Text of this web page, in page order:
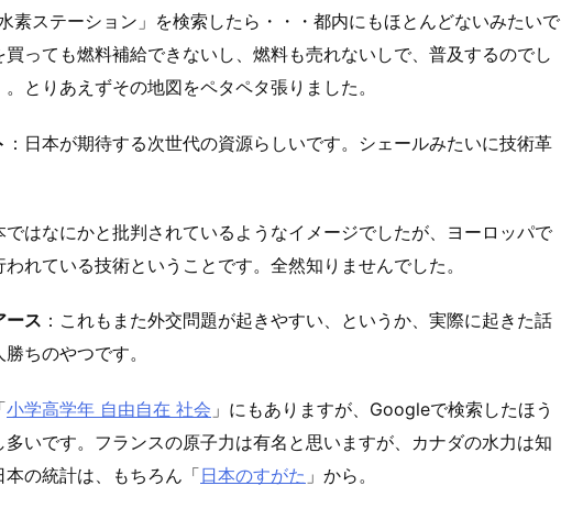
素ステーション」を検索したら・・・都内にもほとんどないみたいで
買っても燃料補給できないし、燃料も売れないしで、普及するのでし
とりあえずその地図をペタペタ張りました。
：日本が期待する次世代の資源らしいです。シェールみたいに技術革
ではなにかと批判されているようなイメージでしたが、ヨーロッパで
れている技術ということです。全然知りませんでした。
ース ：これもまた外交問題が起きやすい、というか、実際に起きた話
ちのやつです。
小学高学年 自由自在 社会 」にもありますが、Googleで検索したほう
いです。フランスの原子力は有名と思いますが、カナダの水力は知
本の統計は、もちろん「日本のすがた 」から。